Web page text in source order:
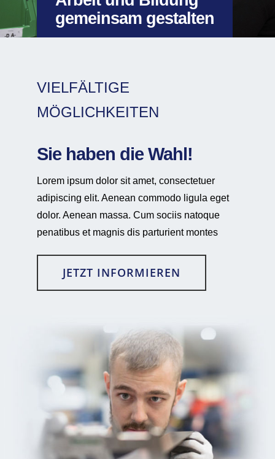
Arbeit und Bildung
gemeinsam gestalten
VIELFÄLTIGE
MÖGLICHKEITEN
Sie haben die Wahl!
Lorem ipsum dolor sit amet, consectetuer
adipiscing elit. Aenean commodo ligula eget
dolor. Aenean massa. Cum sociis natoque
penatibus et magnis dis parturient montes
JETZT INFORMIEREN